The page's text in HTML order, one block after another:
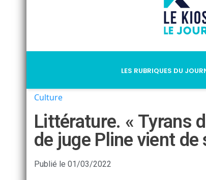
LES RUBRIQUES DU
Culture
Littérature. « Tyrans
de juge Pline vient
Publié le 01/03/2022